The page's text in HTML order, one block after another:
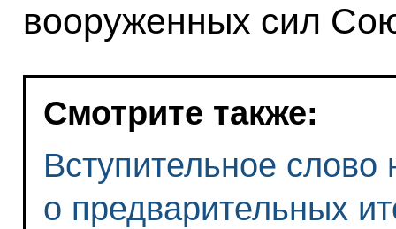
вооруженных сил
Смотрите также:
Вступительное
о предварительных